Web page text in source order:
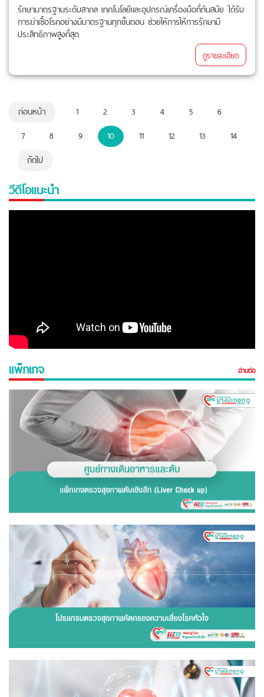
รักษามาตรฐานระดับสากล เทคโนโลยีและอุปกรณ์เครื่องมือที่ทันสมัย ได้รับ
การฆ่าเชื้อโรคอย่างมีมาตรฐานทุกขั้นตอน ช่วยให้การให้การรักษามี
ประสิทธิภาพสูงที่สุด
ดูรายละเอียด
ก่อนหน้า 1 2 3 4 5
6
7
8 9 10 11 12 13
14
ถัดไป
วีดีโอแนะนำ
แพ็กเกจ อ่านต่อ